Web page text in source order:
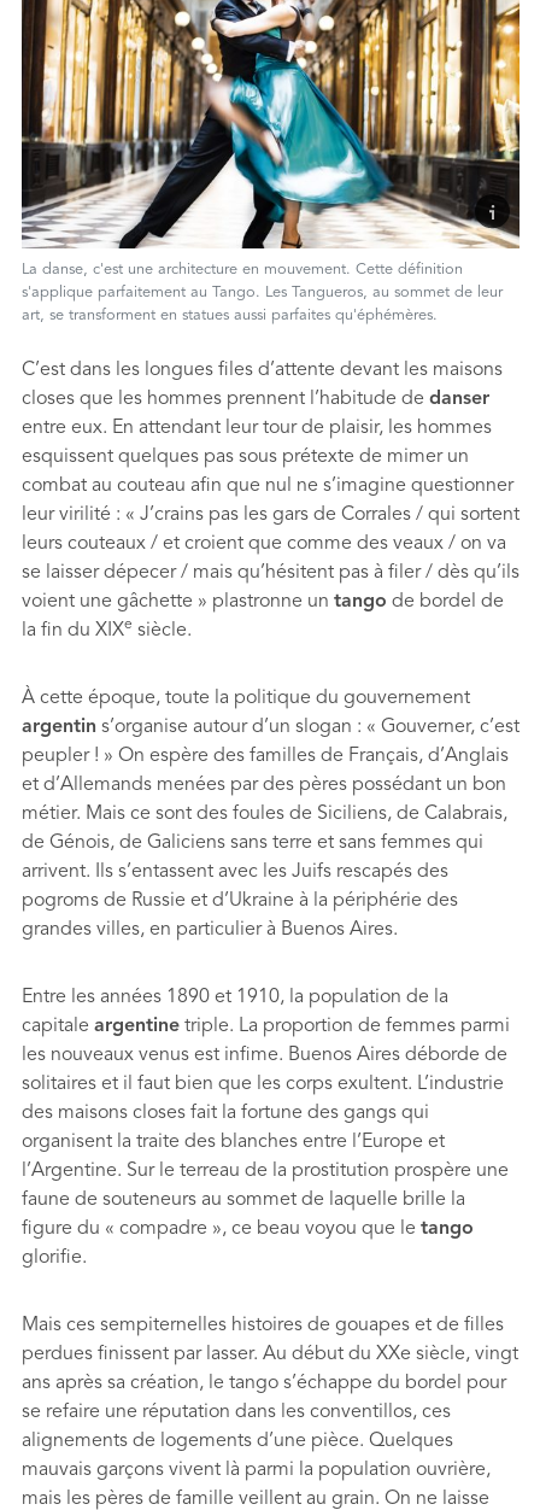
La danse, c'est une architecture en mouvement. Cette définition
s'applique parfaitement au Tango. Les Tangueros, au sommet de leur
art, se transforment en statues aussi parfaites qu'éphémères.
C’est dans les longues ﬁles d’attente devant les maisons
closes que les hommes prennent l’habitude de danser
entre eux. En attendant leur tour de plaisir, les hommes
esquissent quelques pas sous prétexte de mimer un
combat au couteau aﬁn que nul ne s’imagine questionner
leur virilité : « J’crains pas les gars de Corrales / qui sortent
leurs couteaux / et croient que comme des veaux / on va
se laisser dépecer / mais qu’hésitent pas à ﬁler / dès qu’ils
voient une gâchette » plastronne un tango de bordel de
la ﬁn du XIXe siècle.
À cette époque, toute la politique du gouvernement
argentin s’organise autour d’un slogan : « Gouverner, c’est
peupler ! » On espère des familles de Français, d’Anglais
et d’Allemands menées par des pères possédant un bon
métier. Mais ce sont des foules de Siciliens, de Calabrais,
de Génois, de Galiciens sans terre et sans femmes qui
arrivent. Ils s’entassent avec les Juifs rescapés des
pogroms de Russie et d’Ukraine à la périphérie des
grandes villes, en particulier à Buenos Aires.
Entre les années 1890 et 1910, la population de la
capitale argentinetriple. La proportion de femmes parmi
les nouveaux venus est infime. Buenos Aires déborde de
solitaires et il faut bien que les corps exultent. L’industrie
des maisons closes fait la fortune des gangs qui
organisent la traite des blanches entre l’Europe et
l’Argentine. Sur le terreau de la prostitution prospère une
faune de souteneurs au sommet de laquelle brille la
figure du « compadre », ce beau voyou que le tango
glorifie.
Mais ces sempiternelles histoires de gouapes et de ﬁlles
perdues ﬁnissent par lasser. Au début du XXe siècle, vingt
ans après sa création, le tango s’échappe du bordel pour
se refaire une réputation dans les conventillos, ces
alignements de logements d’une pièce. Quelques
mauvais garçons vivent là parmi la population ouvrière,
mais les pères de famille veillent au grain. On ne laisse